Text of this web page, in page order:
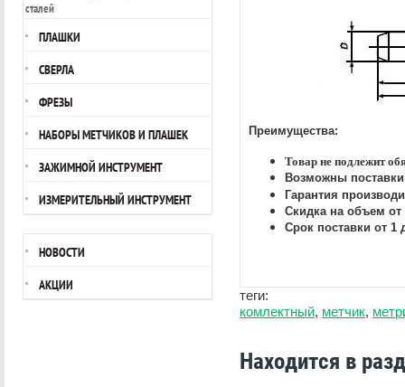
Преимущества:
Товар не подлежит
Возможны
Гарантия
Скидка на объем от
Срок поставки от 1
теги:
комлектный, метчик,
Находится в
сталей
ПЛАШКИ
СВЕРЛА
ФРЕЗЫ
НАБОРЫ МЕТЧИКОВ И ПЛАШЕК
ЗАЖИМНОЙ ИНСТРУМЕНТ
ИЗМЕРИТЕЛЬНЫЙ ИНСТРУМЕНТ
НОВОСТИ
АКЦИИ